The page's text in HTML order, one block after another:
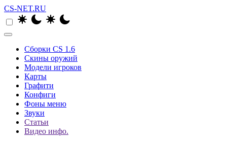
CS-NET.RU
Сборки CS 1.6
Скины оружий
Модели игроков
Карты
Графити
Конфиги
Фоны меню
Звуки
Статьи
Видео инфо.